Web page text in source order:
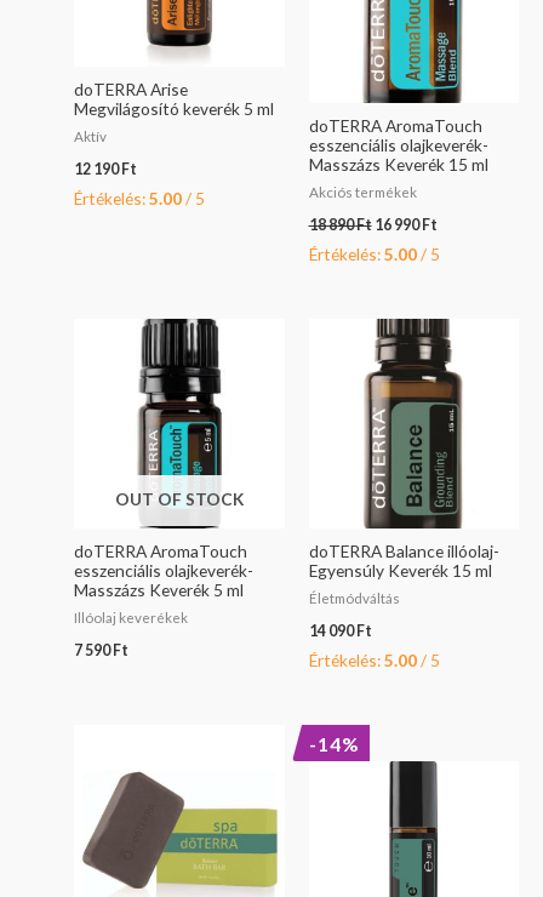
doTERRA Arise
Megvilágosító keverék 5 ml
Aktív
12 190 Ft
Értékelés:5.00/ 5
doTERRA AromaTouch
esszenciális olajkeverék-
Masszázs Keverék 15 ml
Akciós termékek
18 890Ft 16 990 Ft
Értékelés:5.00/ 5
OUT OF STOCK
doTERRA AromaTouch
esszenciális olajkeverék-
Masszázs Keverék 5 ml
Illóolaj keverékek
7 590 Ft
doTERRA Balance illóolaj-
Egyensúly Keverék 15 ml
Életmódváltás
14 090 Ft
Értékelés:5.00/ 5
-14%